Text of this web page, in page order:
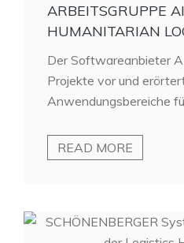
ARBEITSGRUPPE
HUMANITARIAN
Der Softwareanbieter
Projekte vor und
Anwendungsbereiche
READ MORE